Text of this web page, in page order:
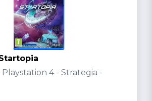
4 - Strategia -